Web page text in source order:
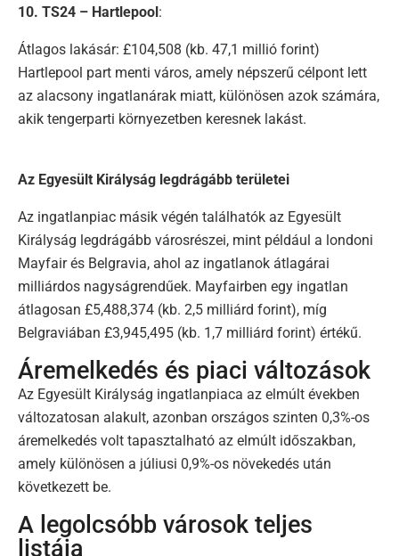
10. TS24 – Hartlepool:
Átlagos lakásár: £104,508 (kb. 47,1 millió forint)
Hartlepool part menti város, amely népszerű célpont lett
az alacsony ingatlanárak miatt, különösen azok számára,
akik tengerparti környezetben keresnek lakást.
Az Egyesült Királyság legdrágább területei
Az ingatlanpiac másik végén találhatók az Egyesült
Királyság legdrágább városrészei, mint például a londoni
Mayfair és Belgravia, ahol az ingatlanok átlagárai
milliárdos nagyságrendűek. Mayfairben egy ingatlan
átlagosan £5,488,374 (kb. 2,5 milliárd forint), míg
Belgraviában £3,945,495 (kb. 1,7 milliárd forint) értékű.
Áremelkedés és piaci változások
Az Egyesült Királyság ingatlanpiaca az elmúlt években
változatosan alakult, azonban országos szinten 0,3%-os
áremelkedés volt tapasztalható az elmúlt időszakban,
amely különösen a júliusi 0,9%-os növekedés után
következett be.
A legolcsóbb városok teljes
listája